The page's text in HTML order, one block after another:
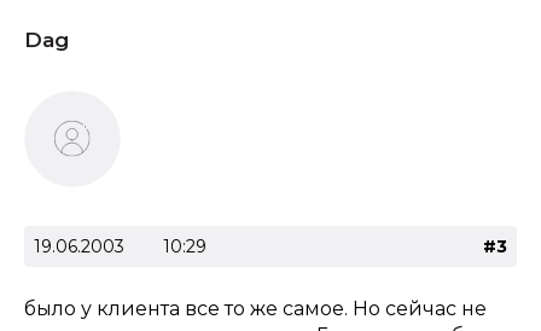
Dag
19.06.2003 10:29 #3
было у клиента все то же самое. Но сейчас не